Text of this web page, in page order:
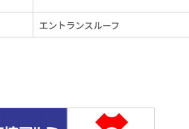
エントランスルーフ